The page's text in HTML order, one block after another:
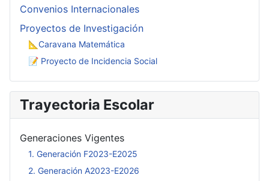
Convenios Internacionales
Proyectos de Investigación
📐Caravana Matemática
📝 Proyecto de Incidencia Social
Trayectoria Escolar
Generaciones Vigentes
1. Generación F2023-E2025
2. Generación A2023-E2026